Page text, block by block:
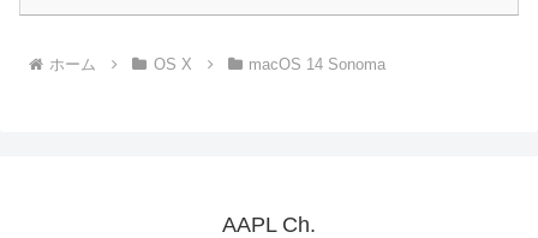
ホーム OS X macOS 14 Sonoma
AAPL Ch.